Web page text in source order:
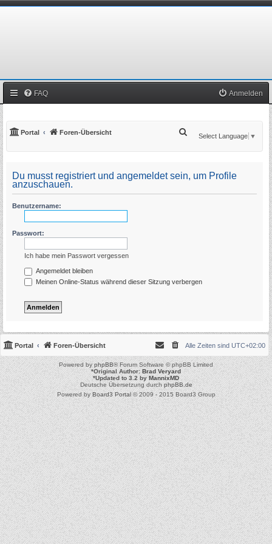
FAQ Anmelden
Portal Foren-Übersicht
Select Language ▼
Du musst registriert und angemeldet sein, um Profile
anzuschauen.
Benutzername:
Passwort:
Ich habe mein Passwort vergessen
Angemeldet bleiben
Meinen Online-Status während dieser Sitzung verbergen
Portal Foren-Übersicht Alle Zeiten sind UTC+02:00
Powered byphpBB® Forum Software © phpBB Limited
*Original Author:Brad Veryard
*Updated to 3.2 byMannixMD
Deutsche Übersetzung durchphpBB.de
Powered byBoard3 Portal© 2009 - 2015 Board3 Group